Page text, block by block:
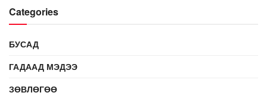
Categories
БУСАД
ГАДААД МЭДЭЭ
ЗӨВЛӨГӨӨ